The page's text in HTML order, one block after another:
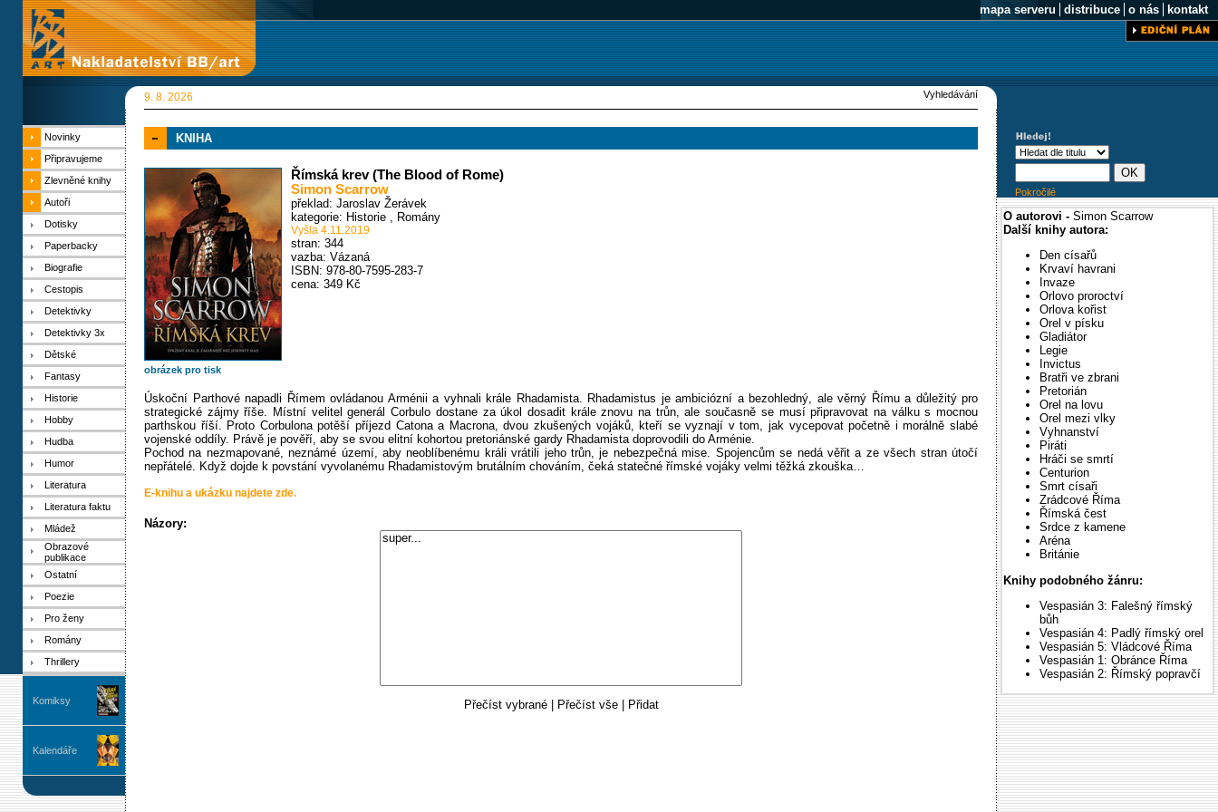
mapa serveru distribuce o nás kontakt
9. 8. 2026 Vyhledávání
Novinky
Připravujeme
Zlevněné knihy
Autoři
Dotisky
Paperbacky
Biografie
Cestopis
Detektivky
Detektivky 3x
Dětské
Fantasy
Historie
Hobby
Hudba
Humor
Literatura
Literatura faktu
Mládež
Obrazové
publikace
Ostatní
Poezie
Pro ženy
Romány
Thrillery
Komiksy
Kalendáře
KNIHA
obrázek pro tisk
Římská krev (The Blood of Rome)
Simon Scarrow
překlad: Jaroslav Žerávek
kategorie: Historie , Romány
Vyšla 4.11.2019
stran: 344
vazba: Vázaná
ISBN: 978-80-7595-283-7
cena: 349 Kč
Úskoční Parthové napadli Římem ovládanou Arménii a vyhnali krále Rhadamista. Rhadamistus je ambiciózní a bezohledný, ale věrný Římu a důležitý pro
strategické zájmy říše. Místní velitel generál Corbulo dostane za úkol dosadit krále znovu na trůn, ale současně se musí připravovat na válku s mocnou
parthskou říší. Proto Corbulona potěší příjezd Catona a Macrona, dvou zkušených vojáků, kteří se vyznají v tom, jak vycepovat početně i morálně slabé
vojenské oddíly. Právě je pověří, aby se svou elitní kohortou pretoriánské gardy Rhadamista doprovodili do Arménie.
Pochod na nezmapované, neznámé území, aby neoblíbenému králi vrátili jeho trůn, je nebezpečná mise. Spojencům se nedá věřit a ze všech stran útočí
nepřátelé. Když dojde k povstání vyvolanému Rhadamistovým brutálním chováním, čeká statečné římské vojáky velmi těžká zkouška…
E-knihu a ukázku najdete zde.
Názory:
Přečíst vybrané| Přečíst vše| Přidat
Pokročilé
O autorovi - Simon Scarrow
Další knihy autora:
Den císařů
Krvaví havrani
Invaze
Orlovo proroctví
Orlova kořist
Orel v písku
Gladiátor
Legie
Invictus
Bratři ve zbrani
Pretorián
Orel na lovu
Orel mezi vlky
Vyhnanství
Piráti
Hráči se smrtí
Centurion
Smrt císaři
Zrádcové Říma
Římská čest
Srdce z kamene
Aréna
Británie
Knihy podobného žánru:
Vespasián 3: Falešný římský
bůh
Vespasián 4: Padlý římský orel
Vespasián 5: Vládcové Říma
Vespasián 1: Obránce Říma
Vespasián 2: Římský popravčí